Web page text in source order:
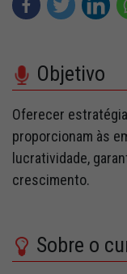
Associe-se
Prêmio de
Objetivo
Oferecer
proporcionam às
lucratividade,
crescimento.
Sobre o